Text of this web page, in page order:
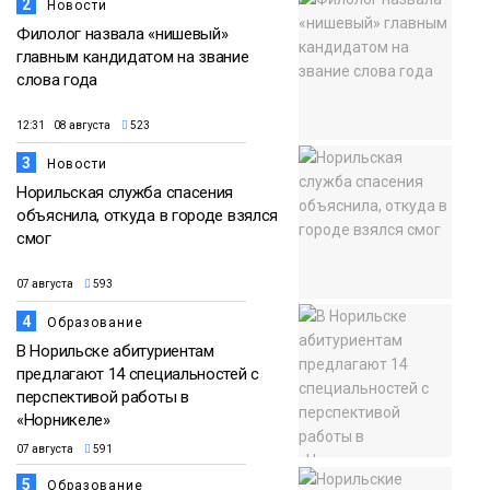
2 Новости
Филолог назвала «нишевый»
главным кандидатом на звание
слова года
12:31 08 августа 523
3 Новости
Норильская служба спасения
объяснила, откуда в городе взялся
смог
07 августа 593
4 Образование
В Норильске абитуриентам
предлагают 14 специальностей с
перспективой работы в
«Норникеле»
07 августа 591
5 Образование